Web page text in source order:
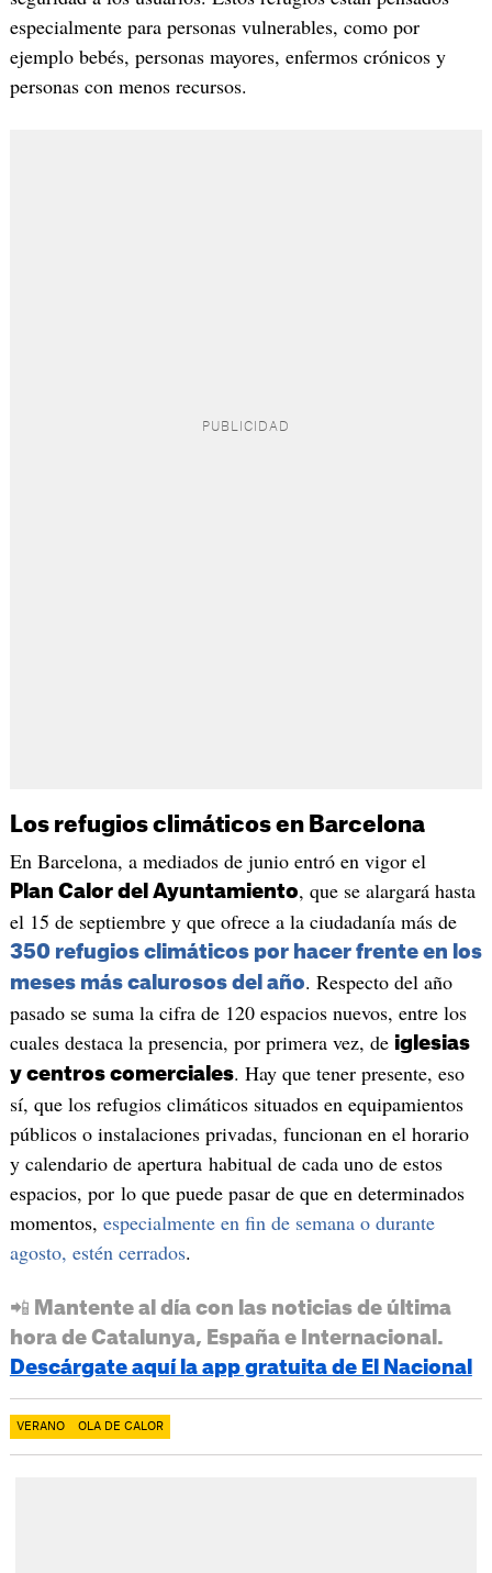
especialmente para personas vulnerables, como por
ejemplo bebés, personas mayores, enfermos crónicos y
personas con menos recursos.
Los refugios climáticos en Barcelona
En Barcelona, a mediados de junio entró en vigor el
Plan Calor del Ayuntamiento, que se alargará hasta
el 15 de septiembre y que ofrece a la ciudadanía más de
350 refugios climáticos por hacer frente en los
meses más calurosos del año. Respecto del año
pasado se suma la cifra de 120 espacios nuevos, entre los
cuales destaca la presencia, por primera vez, de iglesias
y centros comerciales. Hay que tener presente, eso
sí, que los refugios climáticos situados en equipamientos
públicos o instalaciones privadas, funcionan en el horario
y calendario de apertura habitual de cada uno de estos
espacios, por lo que puede pasar de que en determinados
momentos, especialmente en fin de semana o durante
agosto, estén cerrados.
📲 Mantente al día con las noticias de última
hora de Catalunya, España e Internacional.
Descárgate aquí la app gratuita de El Nacional
VERANO OLA DE CALOR